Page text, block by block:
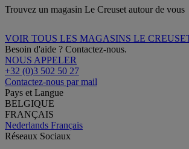
Trouvez un magasin Le Creuset autour de vous
VOIR TOUS LES MAGASINS LE
Besoin d'aide ? Contactez-nous.
NOUS APPELER
+32 (0)3 502 50 27
Contactez-nous par mail
Pays et Langue
BELGIQUE
FRANÇAIS
Nederlands Français
Réseaux Sociaux